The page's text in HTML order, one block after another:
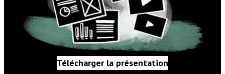
Télécharger la présentation